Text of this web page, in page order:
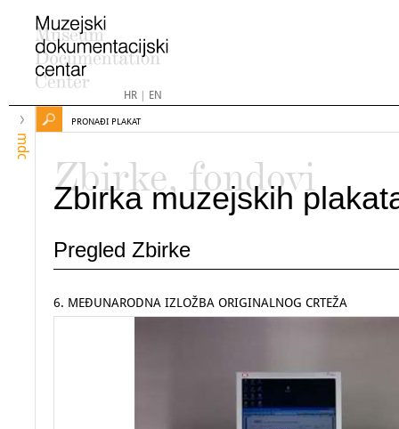
HR| EN
mdc
PRONAĐI PLAKAT
Zbirke, fondovi
Zbirka muzejskih
Pregled Zbirke
6. MEĐUNARODNA IZLOŽBA ORIGINALNOG CRTEŽA